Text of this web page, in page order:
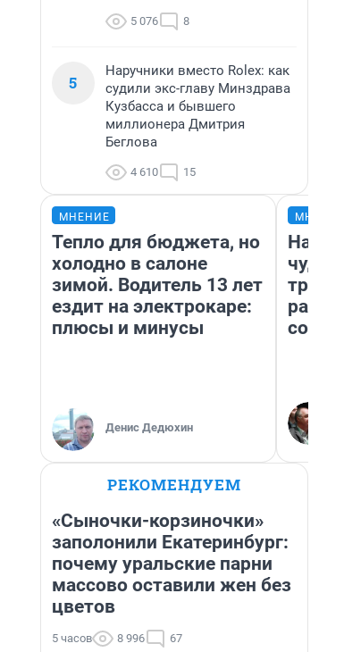
5 076 8
5
Наручники вместо Rolex: как
судили экс-главу Минздрава
Кузбасса и бывшего
миллионера Дмитрия
Беглова
4 610 15
МНЕНИЕ
Тепло для бюджета, но
холодно в салоне
зимой. Водитель 13 лет
ездит на электрокаре:
плюсы и минусы
Денис Дедюхин
РЕКОМЕНДУЕМ
«Сыночки-корзиночки»
заполонили Екатеринбург:
почему уральские парни
массово оставили жен без
цветов
5 часов 8 996 67